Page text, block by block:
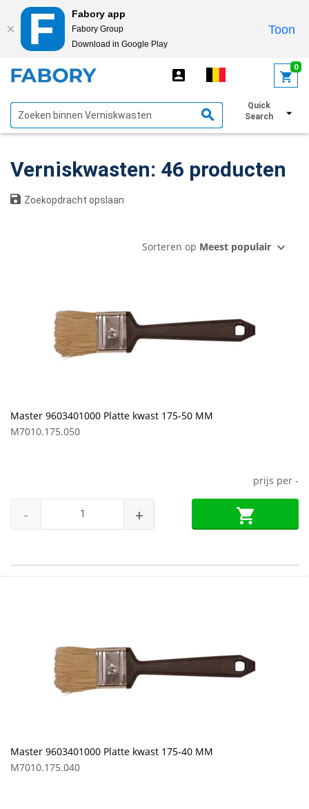
Fabory app
Fabory Group
Download in Google Play
Toon
0
Quick
Search
Toon filters
Verniskwasten: 46 producten
Zoekopdracht opslaan
Sorteren op Meest populair
Master 9603401000 Platte kwast 175-50 MM
M7010.175.050
prijs per -
- +
Master 9603401000 Platte kwast 175-40 MM
M7010.175.040